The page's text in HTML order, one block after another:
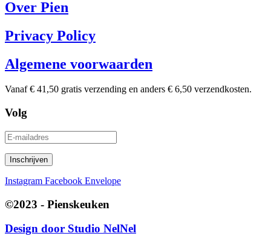
Over Pien
Privacy Policy
Algemene voorwaarden
Vanaf € 41,50 gratis verzending en anders € 6,50 verzendkosten.
Volg
Instagram Facebook Envelope
©2023 - Pienskeuken
Design door Studio NelNel